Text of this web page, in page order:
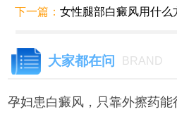
下一篇：女性腿部白癜风用什么
大家都在问 BRAND
孕妇患白癜风，只靠外擦药能